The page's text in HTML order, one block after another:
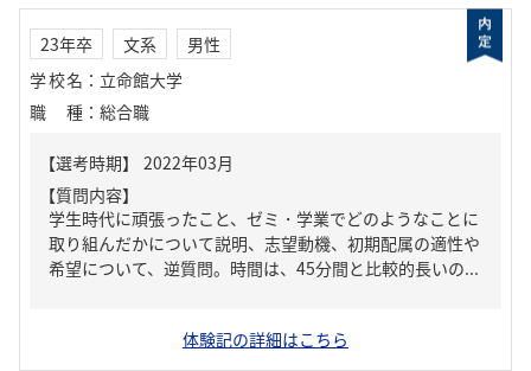
23年卒 文系
男性
学校名 ： 立命館大学
職種 ： 総合職
【質問内容】
学生時代に頑張ったこと、ゼミ・学業でどのようなことに
取り組んだかについて説明、志望動機、初期配属の適性や
希望について、逆質問。時間は、45分間と比較的長いの...
体験記の詳細はこちら